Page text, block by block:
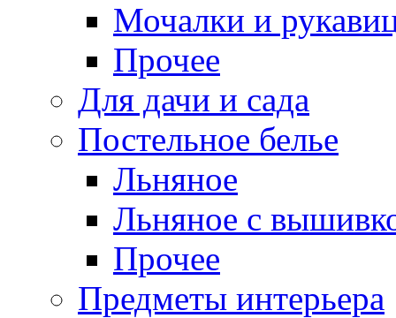
Мочалки и
Прочее
Для дачи и сада
Постельное белье
Льняное
Льняное с
Прочее
Предметы интерьера